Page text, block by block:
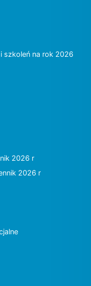
szkoleń na rok 2026
2026 r
2026 r